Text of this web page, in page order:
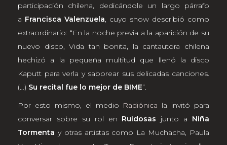
participación chilena, dedicándole un largo párrafo
a Francisca Valenzuela, cuyo show describió como
extraordinario: “En la noche previa a la aparición de su
nuevo disco, Vida tan bonita, la cantautora chilena
hechizó a la pequeña multitud que llenó la disco
Kaputt para verla y saborear sus delicadas canciones.
(…) Su recital fue lo mejor de BIME”.
Por esto mismo, el medio Radiónica la invitó para
conversar sobre su rol en Ruidosas junto a Niña
Tormenta y otras artistas como La Muchacha, Paula